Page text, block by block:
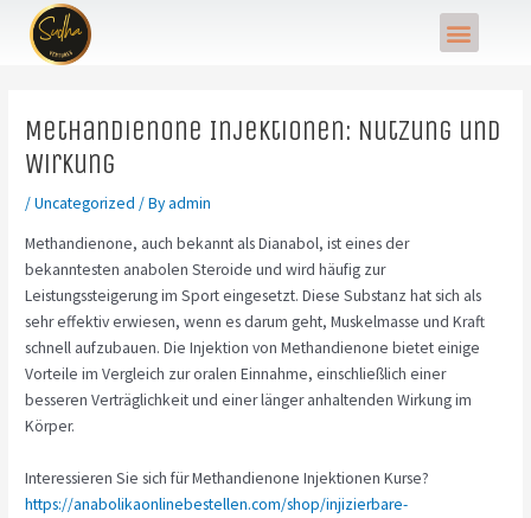
content
Menu
Methandienone Injektionen: Nutzung und
Wirkung
/Uncategorized / Byadmin
Methandienone, auch bekannt als Dianabol, ist eines der
bekanntesten anabolen Steroide und wird häufig zur
Leistungssteigerung im Sport eingesetzt. Diese Substanz hat sich als
sehr effektiv erwiesen, wenn es darum geht, Muskelmasse und Kraft
schnell aufzubauen. Die Injektion von Methandienone bietet einige
Vorteile im Vergleich zur oralen Einnahme, einschließlich einer
besseren Verträglichkeit und einer länger anhaltenden Wirkung im
Körper.
Interessieren Sie sich für Methandienone Injektionen Kurse?
https://anabolikaonlinebestellen.com/shop/injizierbare-
Post
navigation